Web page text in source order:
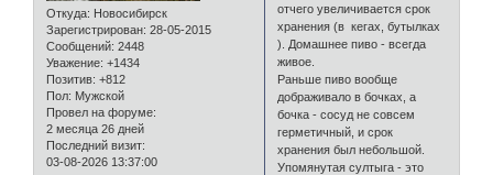
Откуда: Новосибирск
Зарегистрирован: 28-05-2015
Сообщений: 2448
Уважение: +1434
Позитив: +812
Пол: Мужской
Провел на форуме:
2 месяца 26 дней
Последний визит:
03-08-2026 13:37:00
отчего увеличивается срок
хранения (в кегах, бутылках
). Домашнее пиво - всегда
живое.
Раньше пиво вообще
дображивало в бочках, а
бочка - сосуд не совсем
герметичный, и срок
хранения был небольшой.
Упомянутая султыга - это